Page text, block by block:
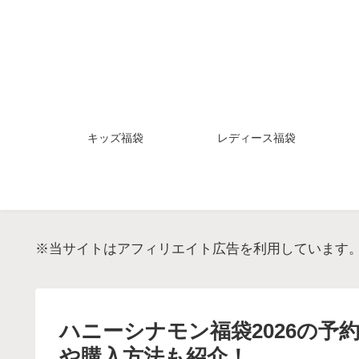
キッズ福袋 レディース福袋
※当サイトはアフィリエイト広告を利用しています
ハニーシナモン福袋2026の予